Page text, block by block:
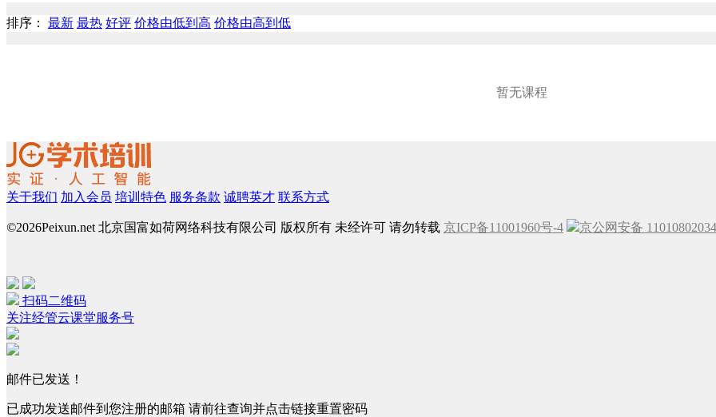
排序： 最新 最热 好评 价格由低到高 价格由高到低
暂无课程
关于我们 加入会员 培训特色 服务条款 诚聘英才 联系方式
©2026Peixun.net 北京国富如荷网络科技有限公司 版权所有 未经许可 请勿转载 京ICP备11001960号-4 京公网安备
扫码二维码
关注经管云课堂服务号
邮件已发送！
已成功发送邮件到您注册的邮箱 请前往查询并点击链接重置密码